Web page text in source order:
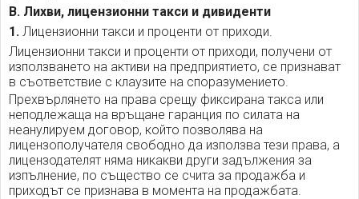
В. Лихви, лицензионни такси и дивиденти
1. Лицензионни такси и проценти от приходи.
Лицензионни такси и проценти от приходи, получени от
използването на активи на предприятието, се признават
в съответствие с клаузите на споразумението.
Прехвърлянето на права срещу фиксирана такса или
неподлежаща на връщане гаранция по силата на
неанулируем договор, който позволява на
лицензополучателя свободно да използва тези права, а
лицензодателят няма никакви други задължения за
изпълнение, по същество се счита за продажба и
приходът се признава в момента на продажбата.